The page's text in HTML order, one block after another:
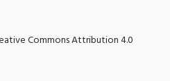
Commons Attribution 4.0